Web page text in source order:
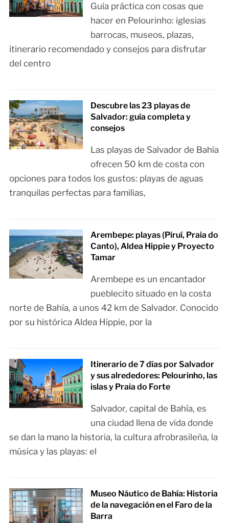
Guía práctica con cosas que
hacer en Pelourinho: iglesias
barrocas, museos, plazas,
itinerario recomendado y consejos para disfrutar
del centro
Descubre las 23 playas de
Salvador: guía completa y
consejos
Las playas de Salvador de Bahía
ofrecen 50 km de costa con
opciones para todos los gustos: playas de aguas
tranquilas perfectas para familias,
Arembepe: playas (Piruí, Praia do
Canto), Aldea Hippie y Proyecto
Tamar
Arembepe es un encantador
pueblecito situado en la costa
norte de Bahía, a unos 42 km de Salvador. Conocido
por su histórica Aldea Hippie, por la
Itinerario de 7 días por Salvador
y sus alrededores: Pelourinho, las
islas y Praia do Forte
Salvador, capital de Bahía, es
una ciudad llena de vida donde
se dan la mano la historia, la cultura afrobrasileña, la
música y las playas: el
Museo Náutico de Bahía: Historia
de la navegación en el Faro de la
Barra